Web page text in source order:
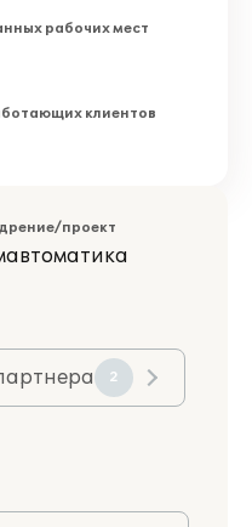
рабочих мест
клиентов
проект
2